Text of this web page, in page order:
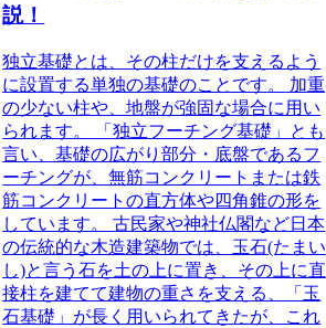
説！
独立基礎とは、その柱だけを支えるよう
に設置する単独の基礎のことです。
加重
の少ない柱や、地盤が強固な場合に用い
られます。
「独立フーチング基礎」とも
言い、基礎の広がり部分・底盤であるフ
ーチングが、無筋コンクリートまたは鉄
筋コンクリートの直方体や四角錐の形を
しています。
古民家や神社仏閣など日本
の伝統的な木造建築物では、玉石(たまい
し)と言う石を土の上に置き、その上に直
接柱を建てて建物の重さを支える、「玉
石基礎」が長く用いられてきたが、これ